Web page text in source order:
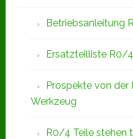
Betriebsanleitung
Ersatzteilliste R0/4
Prospekte von
Werkzeug
R0/4 Teile stehen